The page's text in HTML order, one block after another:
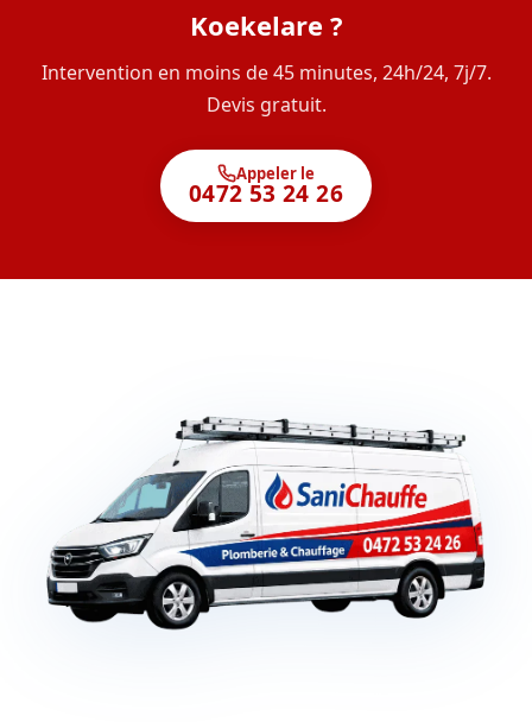
Koekelare ?
Intervention en moins de 45 minutes, 24h/24, 7j/7.
Devis gratuit.
Appeler le
0472 53 24 26